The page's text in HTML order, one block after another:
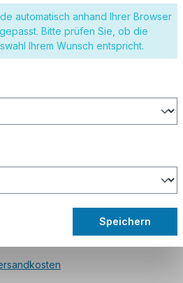
Winkel 90°
Winkel 100 x 60 mm
automatisch anhand Ihrer Browser
Bitte prüfen Sie, ob die
Ihrem Wunsch entspricht.
Speichern